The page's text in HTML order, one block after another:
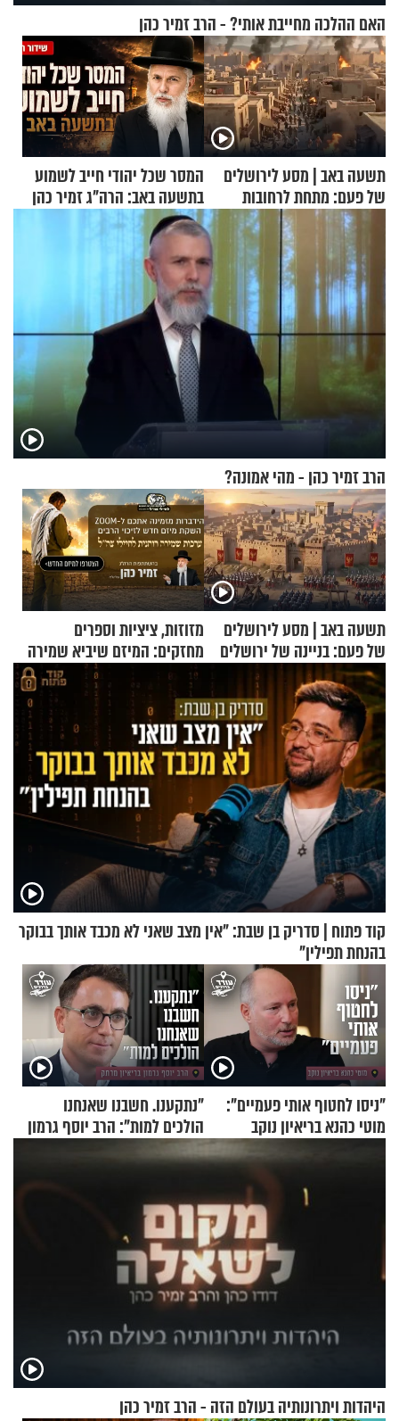
האם ההלכה מחייבת אותי? - הרב זמיר כהן
תשעה באב | מסע לירושלים
של פעם: מתחת לרחובות
ירושלים
המסר שכל יהודי חייב לשמוע
בתשעה באב: הרה"ג זמיר כהן
בשיעור מיוחד
הרב זמיר כהן - מהי אמונה?
תשעה באב | מסע לירושלים
של פעם: בניינה של ירושלים
מזוזות, ציציות וספרים
מחזקים: המיזם שיביא שמירה
רוחנית לאלפי חיילי צה"ל
קוד פתוח | סדריק בן שבת: "אין מצב שאני לא מכבד אותך בבוקר
בהנחת תפילין"
"ניסו לחטוף אותי פעמיים":
מוטי כהנא בריאיון נוקב
"נתקענו. חשבנו שאנחנו
הולכים למות": הרב יוסף גרמון
בריאיון מרתק
היהדות ויתרונותיה בעולם הזה - הרב זמיר כהן